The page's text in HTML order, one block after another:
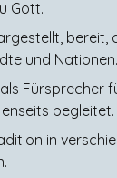
Gott.
und Nationen.
begleitet.
in